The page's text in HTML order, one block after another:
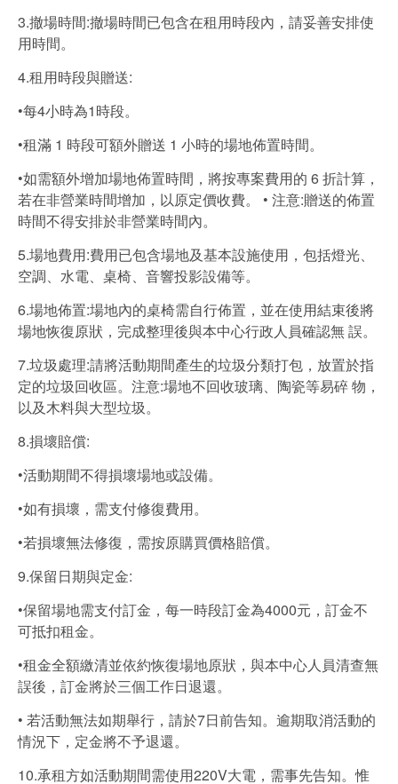
3.撤場時間:撤場時間已包含在租用時段內，請妥善安排使
用時間。
4.租用時段與贈送:
•每4小時為1時段。
•租滿 1 時段可額外贈送 1 小時的場地佈置時間。
•如需額外增加場地佈置時間，將按專案費用的 6 折計算，
若在非營業時間增加，以原定價收費。 • 注意:贈送的佈置
時間不得安排於非營業時間內。
5.場地費用:費用已包含場地及基本設施使用，包括燈光、
空調、水電、桌椅、音響投影設備等。
6.場地佈置:場地內的桌椅需自行佈置，並在使用結束後將
場地恢復原狀，完成整理後與本中心行政人員確認無 誤。
7.垃圾處理:請將活動期間產生的垃圾分類打包，放置於指
定的垃圾回收區。注意:場地不回收玻璃、陶瓷等易碎 物，
以及木料與大型垃圾。
8.損壞賠償:
•活動期間不得損壞場地或設備。
•如有損壞，需支付修復費用。
•若損壞無法修復，需按原購買價格賠償。
9.保留日期與定金:
•保留場地需支付訂金，每一時段訂金為4000元，訂金不
可抵扣租金。
•租金全額繳清並依約恢復場地原狀，與本中心人員清查無
誤後，訂金將於三個工作日退還。
• 若活動無法如期舉行，請於7日前告知。逾期取消活動的
情況下，定金將不予退還。
10.承租方如活動期間需使用220V大電，需事先告知。惟